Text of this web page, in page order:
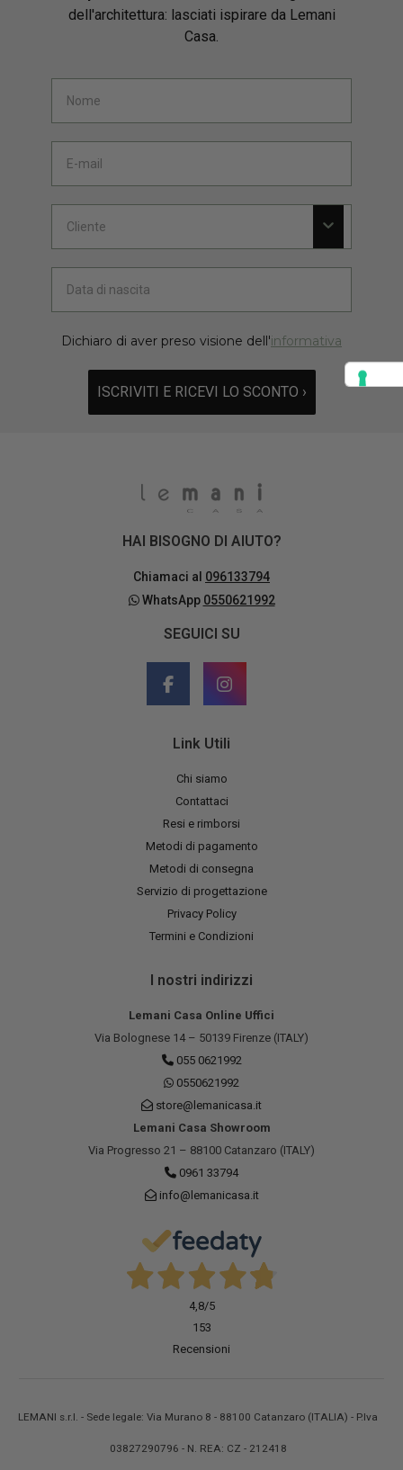
dell'architettura: lasciati ispirare da Lemani
Casa.
Dichiaro di aver preso visione dell'informativa
ISCRIVITI E RICEVI LO SCONTO ›
HAI BISOGNO DI AIUTO?
Chiamaci al 096133794
WhatsApp 0550621992
SEGUICI SU
Link Utili
Chi siamo
Contattaci
Resi e rimborsi
Metodi di pagamento
Metodi di consegna
Servizio di progettazione
Privacy Policy
Termini e Condizioni
I nostri indirizzi
Lemani Casa Online Uffici
Via Bolognese 14 – 50139 Firenze (ITALY)
055 0621992
0550621992
store@lemanicasa.it
Lemani Casa Showroom
Via Progresso 21 – 88100 Catanzaro (ITALY)
0961 33794
info@lemanicasa.it
4,8/5
153
Recensioni
LEMANI s.r.l. - Sede legale: Via Murano 8 - 88100 Catanzaro (ITALIA) - P.Iva
03827290796 - N. REA: CZ - 212418